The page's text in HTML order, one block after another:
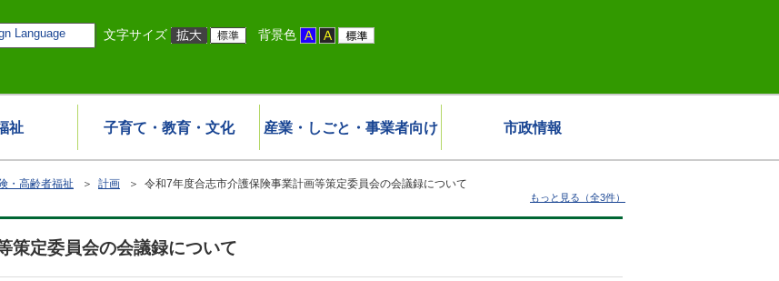
Language 文字サイズ 背景色
祉 子育て・教育・文化 産業・しごと・事業者向け 市政情報
・高齢者福祉 ＞ 計画 ＞ 令和7年度合志市介護保険事業計画等策定委員会の会議録について
もっと見る（全3件）
策定委員会の会議録について